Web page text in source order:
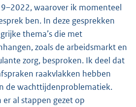
waarover ik momenteel
ben. In deze gesprekken
thema’s die met
zoals de arbeidsmarkt en
zorg, besproken. Ik deel dat
raakvlakken hebben
de wachttijdenproblematiek.
al stappen gezet op